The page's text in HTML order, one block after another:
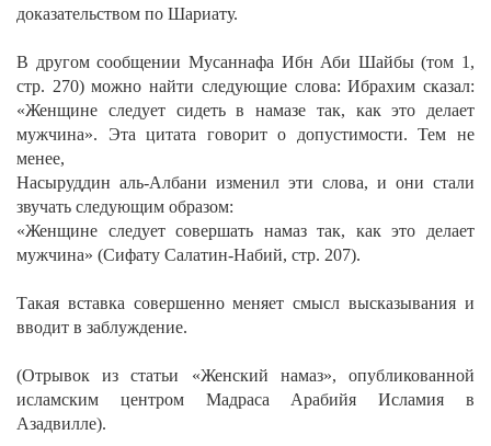
доказательством по Шариату.
В другом сообщении Мусаннафа Ибн Аби Шайбы (том 1,
стр. 270) можно найти следующие слова:Ибрахим сказал:
«Женщине следует сидеть в намазе так, как это делает
мужчина». Эта цитата говорит о допустимости. Тем не
менее,
Насыруддин аль-Албани изменил эти слова, и они стали
звучать следующим образом:
«Женщине следует совершать намаз так, как это делает
мужчина» (Сифату Салатин-Набий, стр. 207).
Такая вставка совершенно меняет смысл высказывания и
вводит в заблуждение.
(Отрывок из статьи «Женский намаз», опубликованной
исламским центром Мадраса Арабийя Исламия в
Азадвилле).